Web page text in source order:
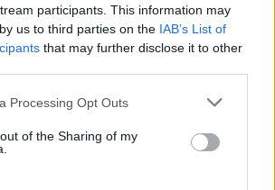
participants. This information may
us to third parties on the IAB’s List of
that may further disclose it to other
website/app uses one or more Google
visit or usage behaviour. You may click to
to Google and its third-party tags to
specified purposes in below Google
Processing Opt Outs
of the Sharing of my
tétovázni
cikkeit a